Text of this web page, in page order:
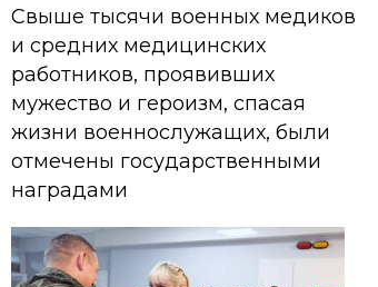
Свыше тысячи военных медиков
и средних медицинских
работников, проявивших
мужество и героизм, спасая
жизни военнослужащих, были
отмечены государственными
наградами